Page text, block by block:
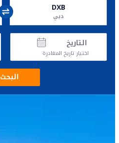
DXB
دبي
التاريخ
اختيار تاريخ المغادرة
البحث